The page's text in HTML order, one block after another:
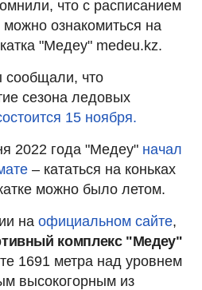
что с расписанием
ознакомиться на
"Медеу" medeu.kz.
что
сезона ледовых
15 ноября.
2022 года "Медеу" начал
– кататься на коньках
можно было летом.
на официальном сайте,
комплекс "Медеу"
1691 метра над уровнем
высокогорным из